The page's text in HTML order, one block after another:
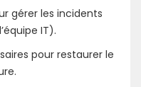
gérer les incidents
IT).
pour restaurer le